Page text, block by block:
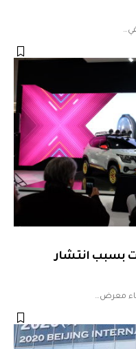
…
بسبب انتشار
…